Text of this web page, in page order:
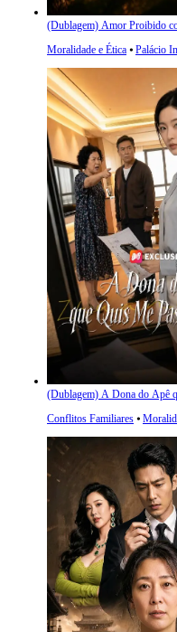
(Dublagem) Amor Proibido
Moralidade e Ética ⦁ Palácio
(Dublagem) A Dona do Apê
Conflitos Familiares ⦁